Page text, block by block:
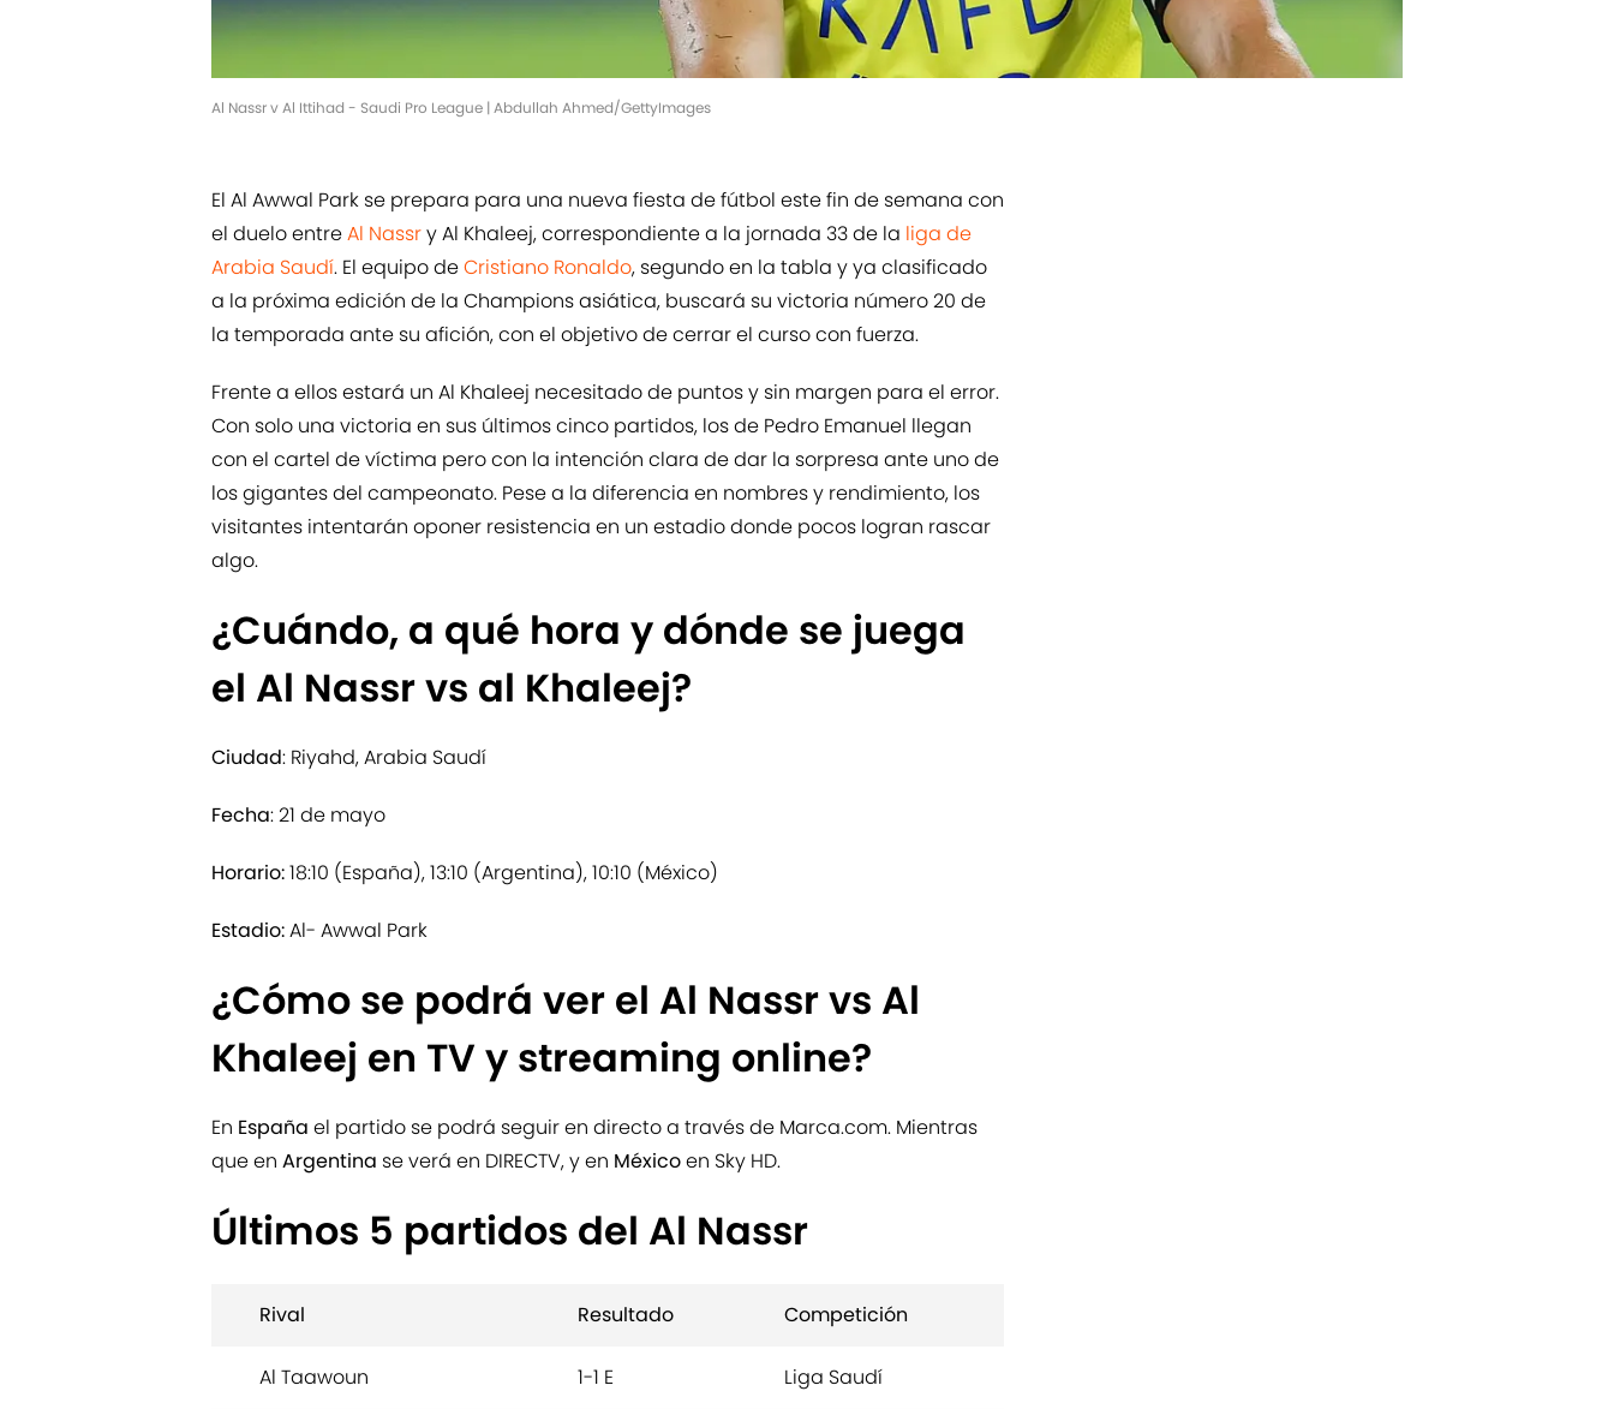
Al Nassr v Al Ittihad - Saudi Pro League | Abdullah Ahmed/GettyImages
El Al Awwal Park se prepara para una nueva fiesta de fútbol este fin de semana con
el duelo entreAl Nassry Al Khaleej, correspondiente a la jornada 33 de la liga de
Arabia Saudí. El equipo deCristiano Ronaldo, segundo en la tabla y ya clasificado
a la próxima edición de la Champions asiática, buscará su victoria número 20 de
la temporada ante su afición, con el objetivo de cerrar el curso con fuerza.
Frente a ellos estará un Al Khaleej necesitado de puntos y sin margen para el error.
Con solo una victoria en sus últimos cinco partidos, los de Pedro Emanuel llegan
con el cartel de víctima pero con la intención clara de dar la sorpresa ante uno de
los gigantes del campeonato. Pese a la diferencia en nombres y rendimiento, los
visitantes intentarán oponer resistencia en un estadio donde pocos logran rascar
algo.
¿Cuándo, a qué hora y dónde se juega
el Al Nassr vs al Khaleej?
Ciudad: Riyahd, Arabia Saudí
Fecha: 21 de mayo
Horario:18:10 (España), 13:10 (Argentina), 10:10 (México)
Estadio:Al- Awwal Park
¿Cómo se podrá ver el Al Nassr vs Al
Khaleej en TV y streaming online?
En España el partido se podrá seguir en directo a través de Marca.com. Mientras
que en Argentina se verá en DIRECTV, y en Méxicoen Sky HD.
Últimos 5 partidos del Al Nassr
Rival Resultado Competición
Al Taawoun 1-1 E Liga Saudí